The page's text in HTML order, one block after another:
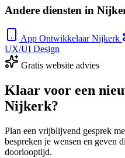
Andere diensten in
App Ontwikkelaar Nijkerk
UX/UI Design
Gratis website advies
Klaar voor een
Nijkerk?
Plan een vrijblijvend gesprek
bespreken je wensen en geven
doorlooptijd.